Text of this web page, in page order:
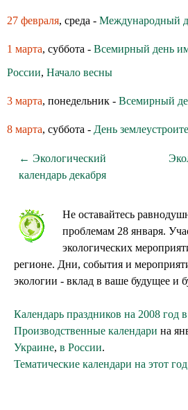
27 февраля, среда - Международный
1 марта, суббота - Всемирный день
России, Начало весны
3 марта, понедельник - Всемирный
8 марта, суббота - День
← Экологический
календарь декабря
Не оставайтесь
проблемам 28 января.
экологических
регионе. Дни, события и
экологии - вклад в ваше будущее и
Календарь праздников на 2008 год
Производственные календари на
Украине, в России.
Тематические календари на этот